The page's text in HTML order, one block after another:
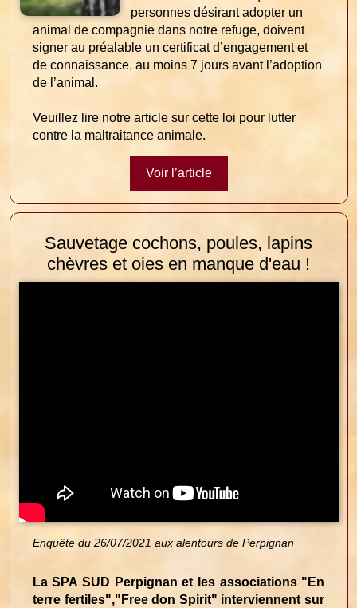
attend une famille pour une seconde
chance.
Elle adore jouer et aller en rivière.
personnes désirant adopter un
animal de compagnie dans notre refuge, doivent
signer au préalable un certificat d’engagement et
de connaissance, au moins 7 jours avant l’adoption
de l’animal.
Veuillez lire notre article sur cette loi pour lutter
contre la maltraitance animale.
Voir l’article
Sauvetage cochons, poules, lapins
chèvres et oies en manque d'eau !
Enquête du 26/07/2021 aux alentours de Perpignan
La SPA SUD Perpignan et les associations "En
terre fertiles","Free don Spirit" interviennent sur